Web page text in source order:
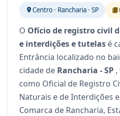
Centro · Rancharia · SP
O Ofício de registro civil
e interdições e tutelas é
Entrância localizado no
cidade de Rancharia - SP
como Oficial de Registro
Naturais e de Interdições
Comarca de Rancharia,